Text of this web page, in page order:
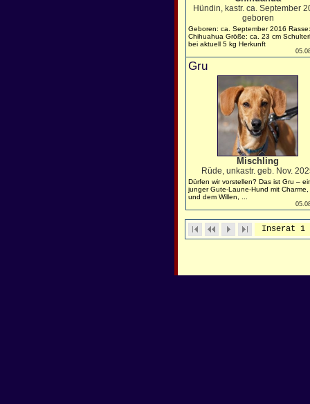
Hündin, kastr. ca. September
geboren
Geboren: ca. September 2016 Rasse:
Chihuahua Größe: ca. 23 cm
bei aktuell 5 kg Herkunft
Gru
Mischling
Rüde, unkastr. geb. Nov.
Dürfen wir vorstellen? Das ist Gru –
junger Gute-Laune-Hund mit Charme,
und dem Willen, ...
Inserat 1